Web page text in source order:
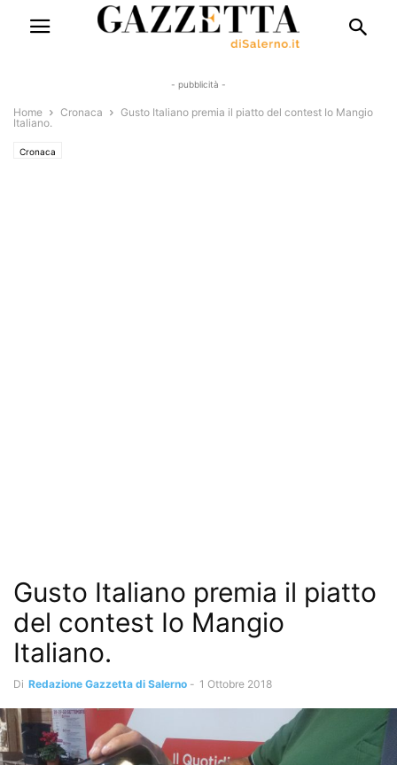
- pubblicità -
Home Cronaca
Gusto Italiano premia il piatto del contest Io Mangio
Italiano.
Cronaca
Gusto Italiano premia il piatto
del contest Io Mangio
Italiano.
Di Redazione Gazzetta di Salerno - 1 Ottobre 2018